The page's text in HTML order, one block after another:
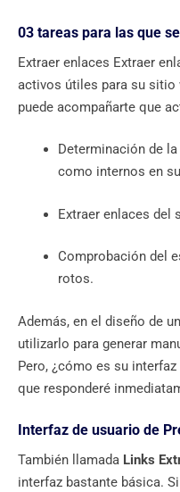
03 tareas para las que
Extraer enlaces Extraer
activos útiles para su sitio
puede acompañarte que
Determinación de
como internos en
Extraer enlaces del
Comprobación del
rotos.
Además, en el diseño de
utilizarlo para generar
Pero, ¿cómo es su
que responderé
Interfaz de usuario de
También llamada Links
interfaz bastante básica.